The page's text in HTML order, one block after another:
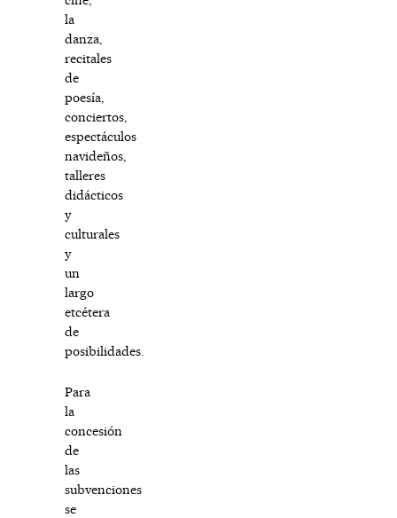
la
danza,
recitales
de
poesía,
conciertos,
espectáculos
navideños,
talleres
didácticos
y
culturales
y
un
largo
etcétera
de
posibilidades.
Para
la
concesión
de
las
subvenciones
se